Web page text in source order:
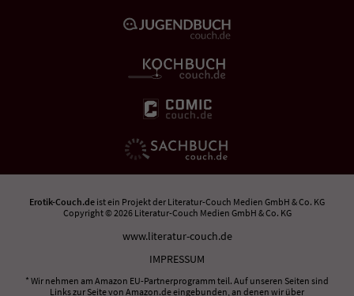
Erotik-Couch.de ist ein Projekt der Literatur-Couch Medien GmbH & Co. KG
Copyright © 2026 Literatur-Couch Medien GmbH & Co. KG
www.literatur-couch.de
IMPRESSUM
* Wir nehmen am Amazon EU-Partnerprogramm teil. Auf unseren Seiten sind
Links zur Seite von Amazon.de eingebunden, an denen wir über